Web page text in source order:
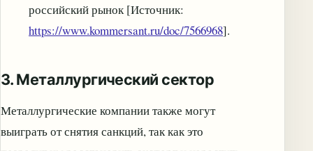
российский рынок [Источник:
https://www.kommersant.ru/doc/7566968].
3. Металлургический сектор
Металлургические компании также могут
выиграть от снятия санкций, так как это